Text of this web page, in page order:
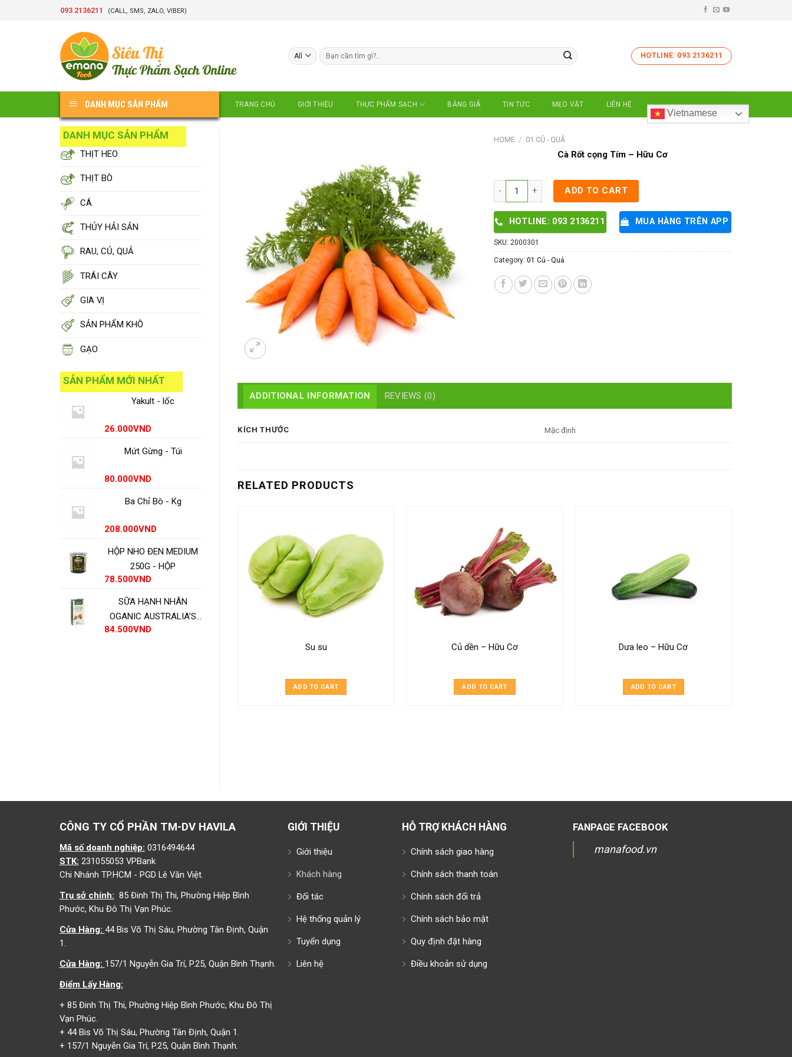
093 2136211 (CALL, SMS, ZALO, VIBER)
Search
for:
HOTLINE: 093 2136211
DANH MỤC SẢN PHẨM TRANG CHỦ GIỚI THIỆU THỰC PHẨM SẠCH BẢNG GIÁ TIN TỨC MẸO VẶT LIÊN HỆ
Vietnamese
DANH MỤC SẢN PHẨM
THỊT HEO
THỊT BÒ
CÁ
THỦY HẢI SẢN
RAU, CỦ, QUẢ
TRÁI CÂY
GIA VỊ
SẢN PHẨM KHÔ
GẠO
SẢN PHẨM MỚI NHẤT
Yakult - lốc
26.000VND
Mứt Gừng - Túi
80.000VND
Ba Chỉ Bò - Kg
208.000VND
HỘP NHO ĐEN MEDIUM
250G - HỘP
78.500VND
SỮA HẠNH NHÂN
OGANIC AUSTRALIA'S
OWN - HỘP
84.500VND
HOME / 01 CỦ - QUẢ
Cà Rốt cọng Tím – Hữu Cơ
Cà Rốt cọng Tím - Hữu Cơ quantity
ADD TO CART
HOTLINE: 093 2136211 MUA HÀNG TRÊN APP
SKU: 2000301
Category: 01 Củ - Quả
ADDITIONAL INFORMATION REVIEWS (0)
KÍCH THƯỚC Mặc định
RELATED PRODUCTS
Su su
ADD TO CART
Củ dền – Hữu Cơ
ADD TO CART
Dưa leo – Hữu Cơ
ADD TO CART
CÔNG TY CỔ PHẦN TM-DV HAVILA
Mã số doanh nghiệp: 0316494644
STK: 231055053 VPBank
Chi Nhánh TP.HCM - PGD Lê Văn Việt.
Trụ sở chính: 85 Đinh Thị Thi, Phường Hiệp Bình
Phước, Khu Đô Thị Vạn Phúc.
Cửa Hàng: 44 Bis Võ Thị Sáu, Phường Tân Định, Quận
1.
Cửa Hàng: 157/1 Nguyễn Gia Trí, P.25, Quận Bình Thạnh.
Điểm Lấy Hàng:
+ 85 Đinh Thị Thi, Phường Hiệp Bình Phước, Khu Đô Thị
Vạn Phúc.
+ 44 Bis Võ Thị Sáu, Phường Tân Định, Quận 1.
+ 157/1 Nguyễn Gia Trí, P.25, Quận Bình Thạnh.
GIỚI THIỆU
Giới thiệu
Khách hàng
Đối tác
Hệ thống quản lý
Tuyển dụng
Liên hệ
HỖ TRỢ KHÁCH HÀNG
Chính sách giao hàng
Chính sách thanh toán
Chính sách đổi trả
Chính sách bảo mật
Quy định đặt hàng
Điều khoản sử dụng
FANPAGE FACEBOOK
manafood.vn